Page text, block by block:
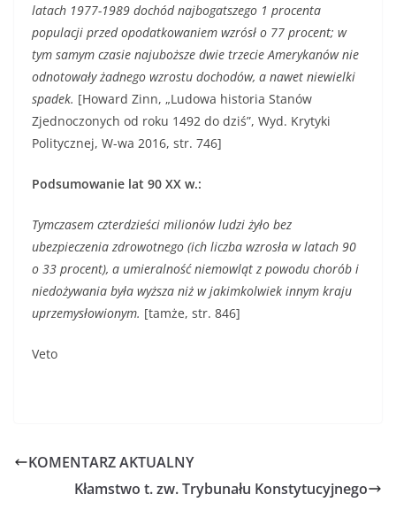
latach 1977-1989 dochód najbogatszego 1 procenta
populacji przed opodatkowaniem wzrósł o 77 procent; w
tym samym czasie najuboższe dwie trzecie Amerykanów nie
odnotowały żadnego wzrostu dochodów, a nawet niewielki
spadek. [Howard Zinn, „Ludowa historia Stanów
Zjednoczonych od roku 1492 do dziś”, Wyd. Krytyki
Politycznej, W-wa 2016, str. 746]
Podsumowanie lat 90 XX w.:
Tymczasem czterdzieści milionów ludzi żyło bez
ubezpieczenia zdrowotnego (ich liczba wzrosła w latach 90
o 33 procent), a umieralność niemowląt z powodu chorób i
niedożywania była wyższa niż w jakimkolwiek innym kraju
uprzemysłowionym. [tamże, str. 846]
Veto
KOMENTARZ AKTUALNY
Kłamstwo t. zw. Trybunału Konstytucyjnego